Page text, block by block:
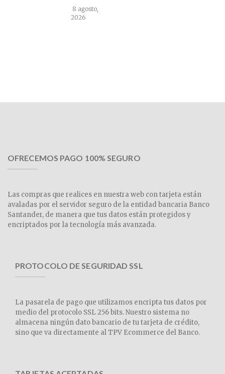
8 agosto,
2026
OFRECEMOS PAGO 100% SEGURO
Las compras que realices en nuestra web con tarjeta están
avaladas por el servidor seguro de la entidad bancaria Banco
Santander, de manera que tus datos están protegidos y
encriptados por la tecnología más avanzada.
PROTOCOLO DE SEGURIDAD SSL
La pasarela de pago que utilizamos encripta tus datos por
medio del protocolo SSL 256 bits. Nuestro sistema no
almacena ningún dato bancario de tu tarjeta de crédito,
sino que va directamente al TPV Ecommerce del Banco.